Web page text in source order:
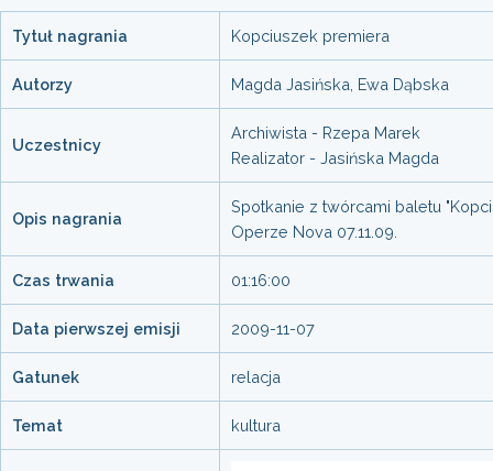
Tytuł nagrania Kopciuszek premiera
Autorzy Magda Jasińska, Ewa Dąbska
Uczestnicy
Archiwista - Rzepa Marek
Realizator - Jasińska Magda
Opis nagrania
Spotkanie z twórcami baletu
Operze Nova 07.11.09.
Czas trwania 01:16:00
Data pierwszej emisji 2009-11-07
Gatunek relacja
Temat kultura